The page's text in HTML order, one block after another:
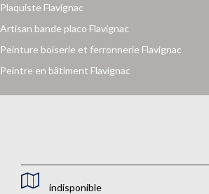
Plaquiste Flavignac
Artisan bande placo Flavignac
Peinture boiserie et ferronnerie Flavignac
Peintre en bâtiment Flavignac
indisponible